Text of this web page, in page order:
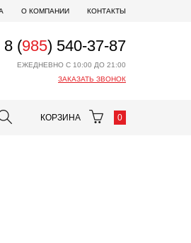
О КОМПАНИИ КОНТАКТЫ
8 (985) 540-37-87
ЕЖЕДНЕВНО С 10:00 ДО 21:00
ЗАКАЗАТЬ ЗВОНОК
КОРЗИНА 0